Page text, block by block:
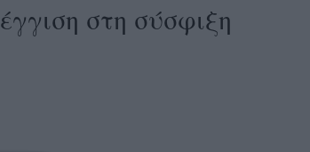
στη σύσφιξη